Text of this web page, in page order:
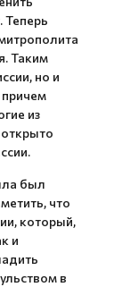
Теперь
Таким
но и
причем
из
был
что
который,
и
в